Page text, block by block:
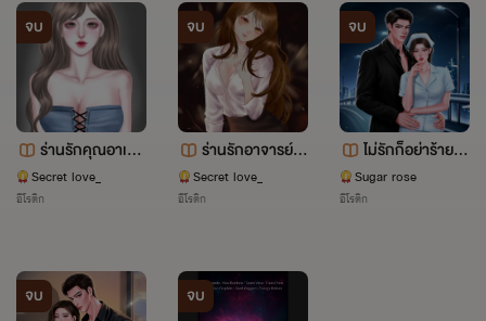
+เอริน )
จบ
ร่านรักคุณอาเขย
(มีE-book)
Secret love_
อีโรติก
จบ
ร่านรักอาจารย์ส
าว (มี E-book )
Secret love_
อีโรติก
จบ
ไม่รักก็อย่าร้าย (จ
บบริบูรณ์) มี E-b
ook
Sugar rose
อีโรติก
จบ จบ